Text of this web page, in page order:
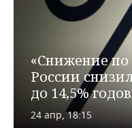
ФИГУРНОЕ КАТАНИЕ
ВОДНЫЕ ВИДЫ
ХОККЕЙ С МЯЧОМ
ОБРАЗОВАНИЕ
ПРОИСШЕСТВИЯ
«Снижение
России
до 14,5%
24 апр, 18:15